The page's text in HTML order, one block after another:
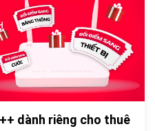
dành riêng cho thuê